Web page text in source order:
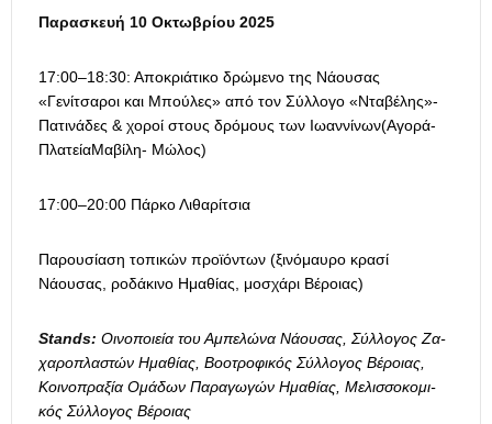
Παρασκευή 10 Οκτωβρίου 2025
17:00–18:30: Αποκριάτικο δρώμενο της Νάουσας
«Γενίτσαροι και Μπούλες» από τον Σύλλογο «Νταβέλης»-
Πατινάδες & χοροί στους δρόμους των Ιωαννίνων(Αγορά-
ΠλατείαΜαβίλη- Μώλος)
17:00–20:00 Πάρκο Λιθαρίτσια
Παρουσίαση τοπικών προϊόντων (ξινόμαυρο κρασί
Νάουσας, ροδάκινο Ημαθίας, μοσχάρι Βέροιας)
Stands: Οινοποιεία του Αμπελώνα Νάουσας, Σύλλογος Ζα­
χαροπλαστών Ημαθίας, Βοοτροφικός Σύλλογος Βέροιας,
Κοινοπραξία Ομάδων Παραγωγών Ημαθίας, Μελισσοκομι­
κός Σύλλογος Βέροιας